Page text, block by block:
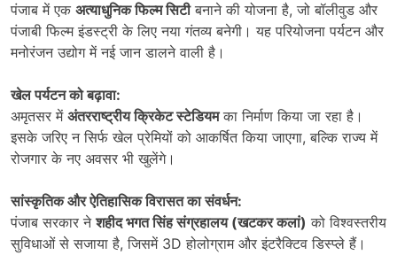
पंजाब में एक अत्याधुनिक फिल्म सिटीबनाने की योजना है, जो बॉलीवुड और
पंजाबी फिल्म इंडस्ट्री के लिए नया गंतव्य बनेगी। यह परियोजना पर्यटन और
मनोरंजन उद्योग में नई जान डालने वाली है।
खेल पर्यटन को बढ़ावा:
अमृतसर में अंतरराष्ट्रीय क्रिकेट स्टेडियमका निर्माण किया जा रहा है।
इसके जरिए न सिर्फ खेल प्रेमियों को आकर्षित किया जाएगा, बल्कि राज्य में
रोजगार के नए अवसर भी खुलेंगे।
सांस्कृतिक और ऐतिहासिक विरासत का संवर्धन:
पंजाब सरकार नेशहीद भगत सिंह संग्रहालय (खटकर कलां) को विश्वस्तरीय
सुविधाओं से सजाया है, जिसमें 3D होलोग्राम और इंटरैक्टिव डिस्प्ले हैं।